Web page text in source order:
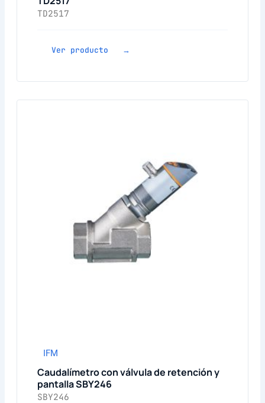
TD2517
Ver producto →
IFM
Caudalímetro con válvula de retención y
pantalla SBY246
SBY246